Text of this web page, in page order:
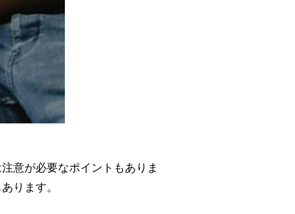
意が必要なポイントもありま
ります。